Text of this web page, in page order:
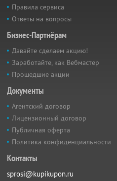
Правила сервиса
Ответы на вопросы
Бизнес-Партнёрам
Давайте сделаем акцию!
Заработайте, как Вебмастер
Прошедшие акции
Документы
Агентский договор
Лицензионный договор
Публичная оферта
Политика конфиденциальности
Контакты
sprosi@kupikupon.ru